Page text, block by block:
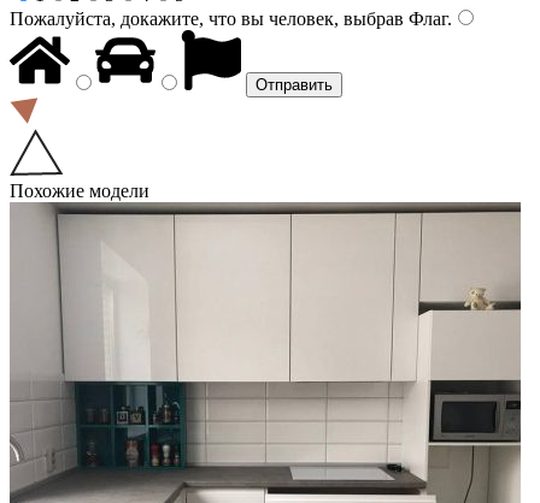
Пожалуйста, докажите, что вы человек, выбрав Флаг.
Похожие модели